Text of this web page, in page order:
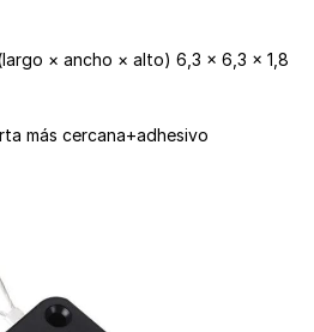
× ancho × alto) 6,3 × 6,3 × 1,8
más cercana+adhesivo